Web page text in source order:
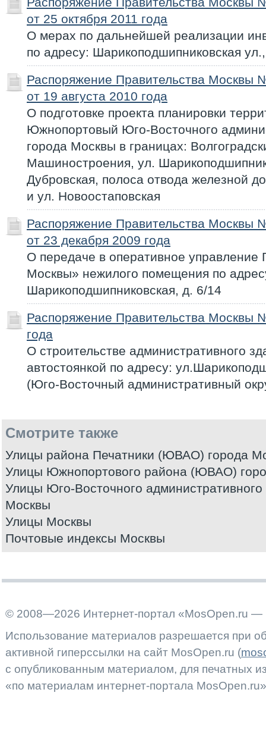
от 25 октября 2011 года
О мерах по дальнейшей реализации
по адресу: Шарикоподшипниковская
Распоряжение Правительства Москвы
от 19 августа 2010 года
О подготовке проекта планировки
Южнопортовый Юго-Восточного
города Москвы в границах:
Машиностроения, ул.
Дубровская, полоса отвода железной
и ул. Новоостаповская
Распоряжение Правительства Москвы
от 23 декабря 2009 года
О передаче в оперативное
Москвы» нежилого помещения по
Шарикоподшипниковская, д. 6/14
Распоряжение Правительства Москвы
года
О строительстве административного
автостоянкой по адресу:
(Юго-Восточный административный
Смотрите также
Улицы района Печатники (ЮВАО) города
Улицы Южнопортового района (ЮВАО)
Улицы Юго-Восточного
Москвы
Улицы Москвы
Почтовые индексы Москвы
© 2008—2026 Интернет-портал «MosOpen.ru —
Использование материалов разрешается при
активной гиперссылки на сайт MosOpen.ru (
с опубликованным материалом, для печатных
«по материалам интернет-портала